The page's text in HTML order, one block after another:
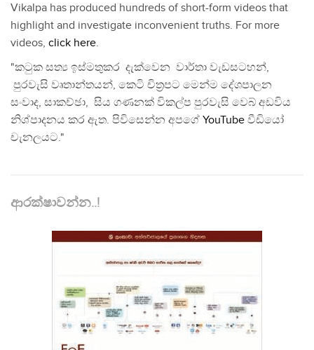
Vikalpa has produced hundreds of short-form videos that
highlight and investigate inconvenient truths. For more
videos, click here.
"කටුක සත්‍ය ඉස්මතුකර දැක්වෙන වාර්තා වැඩසටහන්,
පුරවැසි වෘතාන්තයන්, කෙටි චිත්‍රපට මෙන්ම දේශපාලන
සංවාද, සාකච්ඡා, සිය ගණනක් විකල්ප පුරවැසි වෙබ් අඩවිය
නිශ්පාදනය කර ඇත. පිවිසෙන්න අපගේ YouTube වීඩියෝ
චැනලයට."
ආරක්ෂාවන්න..!